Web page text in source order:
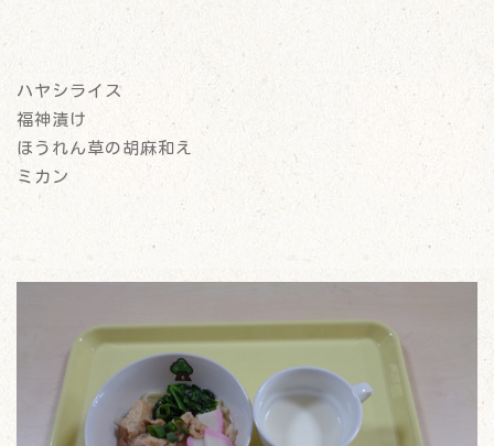
ハヤシライス
福神漬け
ほうれん草の胡麻和え
ミカン